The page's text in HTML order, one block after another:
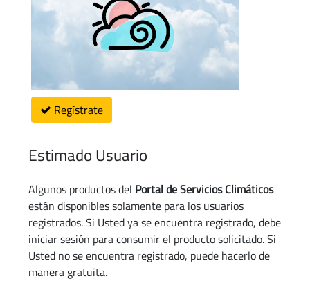
Regístrate
Estimado Usuario
Algunos productos del Portal de Servicios Climáticos
están disponibles solamente para los usuarios
registrados. Si Usted ya se encuentra registrado, debe
iniciar sesión para consumir el producto solicitado. Si
Usted no se encuentra registrado, puede hacerlo de
manera gratuita.